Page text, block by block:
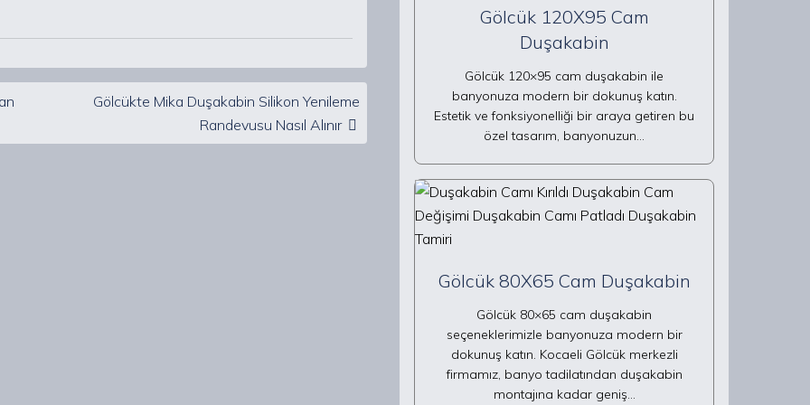
Gölcükte Mika Duşakabin Silikon Yenileme
Randevusu Nasıl Alınır
Gölcük 120X95 Cam
Duşakabin
Gölcük 120×95 cam duşakabin ile
banyonuza modern bir dokunuş katın.
Estetik ve fonksiyonelliği bir araya getiren bu
özel tasarım, banyonuzun…
Gölcük 80X65 Cam Duşakabin
Gölcük 80×65 cam duşakabin
seçeneklerimizle banyonuza modern bir
dokunuş katın. Kocaeli Gölcük merkezli
firmamız, banyo tadilatından duşakabin
montajına kadar geniş…